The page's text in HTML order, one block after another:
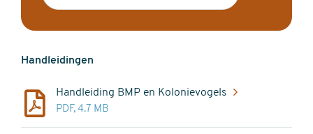
Handleidingen
Handleiding BMP en Kolonievogels
PDF, 4.7 MB